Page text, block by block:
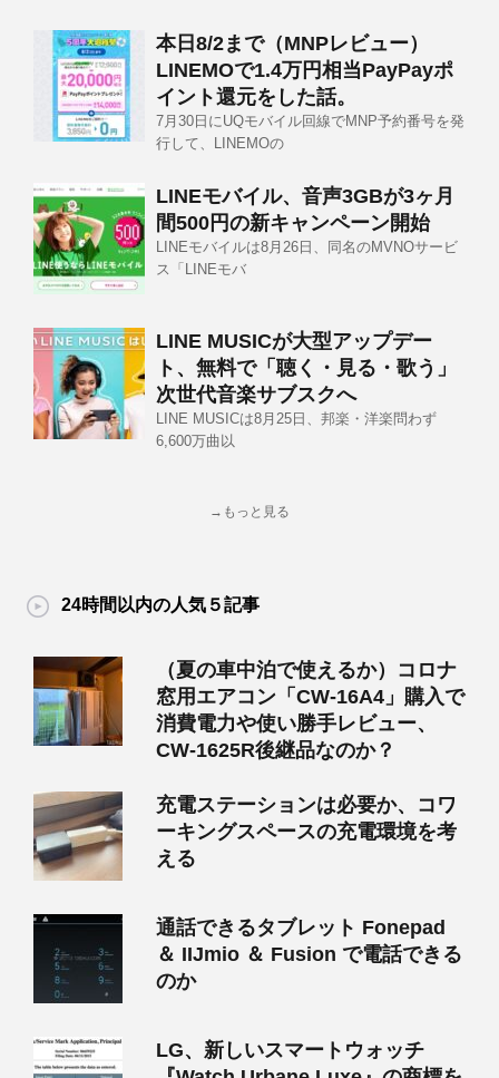
本日8/2まで（MNPレビュー）
LINEMOで1.4万円相当PayPayポ
イント還元をした話。
7月30日にUQモバイル回線でMNP予約番号を発
行して、LINEMOの
LINEモバイル、音声3GBが3ヶ月
間500円の新キャンペーン開始
LINEモバイルは8月26日、同名のMVNOサービ
ス「LINEモバ
LINE MUSICが大型アップデー
ト、無料で「聴く・見る・歌う」
次世代音楽サブスクへ
LINE MUSICは8月25日、邦楽・洋楽問わず
6,600万曲以
→もっと見る
24時間以内の人気５記事
（夏の車中泊で使えるか）コロナ
窓用エアコン「CW-16A4」購入で
消費電力や使い勝手レビュー、
CW-1625R後継品なのか？
充電ステーションは必要か、コワ
ーキングスペースの充電環境を考
える
通話できるタブレット Fonepad
＆ IIJmio ＆ Fusion で電話できる
のか
LG、新しいスマートウォッチ